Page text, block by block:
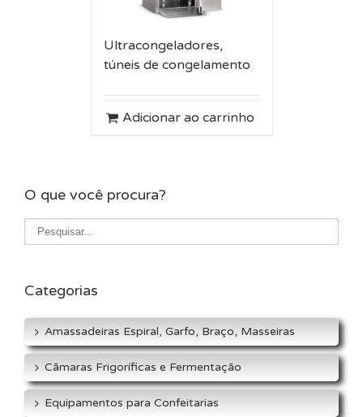
Ultracongeladores,
túneis de congelamento
Adicionar ao carrinho
O que você procura?
Categorias
Amassadeiras Espiral, Garfo, Braço, Masseiras
Cãmaras Frigoríficas e Fermentação
Equipamentos para Confeitarias